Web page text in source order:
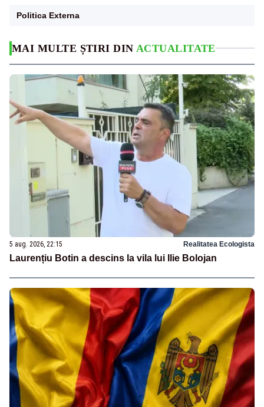
MAI MULTE ȘTIRI DIN ACTUALITATE
5 aug. 2026, 22:15 Realitatea Ecologista
Laurențiu Botin a descins la vila lui Ilie Bolojan
Politica Externa